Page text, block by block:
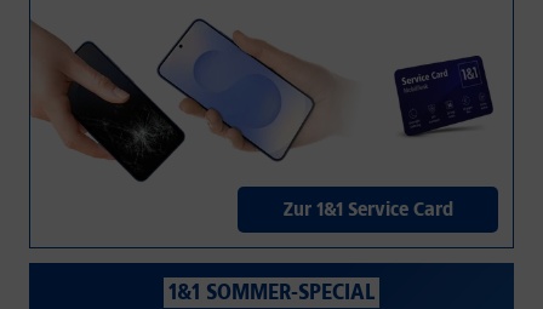
Zur 1&1 Service Card
1&1 SOMMER-SPECIAL